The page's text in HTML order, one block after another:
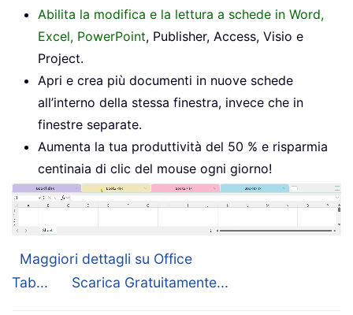
Abilita la modifica e la lettura a schede in Word,
Excel, PowerPoint, Publisher, Access, Visio e
Project.
Apri e crea più documenti in nuove schede
all’interno della stessa finestra, invece che in
finestre separate.
Aumenta la tua produttività del 50 % e risparmia
centinaia di clic del mouse ogni giorno!
Maggiori dettagli su Office
Tab...
Scarica Gratuitamente...